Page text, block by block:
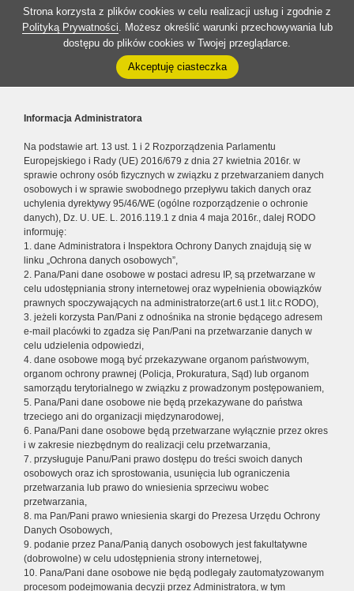
Strona korzysta z plików cookies w celu realizacji usług i zgodnie z
Polityką Prywatności. Możesz określić warunki przechowywania lub
dostępu do plików cookies w Twojej przeglądarce.
Akceptuję ciasteczka
Informacja Administratora
Na podstawie art. 13 ust. 1 i 2 Rozporządzenia Parlamentu
Europejskiego i Rady (UE) 2016/679 z dnia 27 kwietnia 2016r. w
sprawie ochrony osób fizycznych w związku z przetwarzaniem danych
osobowych i w sprawie swobodnego przepływu takich danych oraz
uchylenia dyrektywy 95/46/WE (ogólne rozporządzenie o ochronie
danych), Dz. U. UE. L. 2016.119.1 z dnia 4 maja 2016r., dalej RODO
informuję:
1. dane Administratora i Inspektora Ochrony Danych znajdują się w
linku „Ochrona danych osobowych”,
2. Pana/Pani dane osobowe w postaci adresu IP, są przetwarzane w
celu udostępniania strony internetowej oraz wypełnienia obowiązków
prawnych spoczywających na administratorze(art.6 ust.1 lit.c RODO),
3. jeżeli korzysta Pan/Pani z odnośnika na stronie będącego adresem
e-mail placówki to zgadza się Pan/Pani na przetwarzanie danych w
celu udzielenia odpowiedzi,
4. dane osobowe mogą być przekazywane organom państwowym,
organom ochrony prawnej (Policja, Prokuratura, Sąd) lub organom
samorządu terytorialnego w związku z prowadzonym postępowaniem,
5. Pana/Pani dane osobowe nie będą przekazywane do państwa
trzeciego ani do organizacji międzynarodowej,
6. Pana/Pani dane osobowe będą przetwarzane wyłącznie przez okres
i w zakresie niezbędnym do realizacji celu przetwarzania,
7. przysługuje Panu/Pani prawo dostępu do treści swoich danych
osobowych oraz ich sprostowania, usunięcia lub ograniczenia
przetwarzania lub prawo do wniesienia sprzeciwu wobec
przetwarzania,
8. ma Pan/Pani prawo wniesienia skargi do Prezesa Urzędu Ochrony
Danych Osobowych,
9. podanie przez Pana/Panią danych osobowych jest fakultatywne
(dobrowolne) w celu udostępnienia strony internetowej,
10. Pana/Pani dane osobowe nie będą podlegały zautomatyzowanym
procesom podejmowania decyzji przez Administratora, w tym